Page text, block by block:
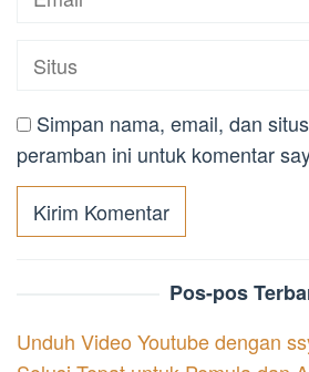
Simpan nama, email, dan
peramban ini untuk komentar
Pos-pos
Unduh Video Youtube dengan